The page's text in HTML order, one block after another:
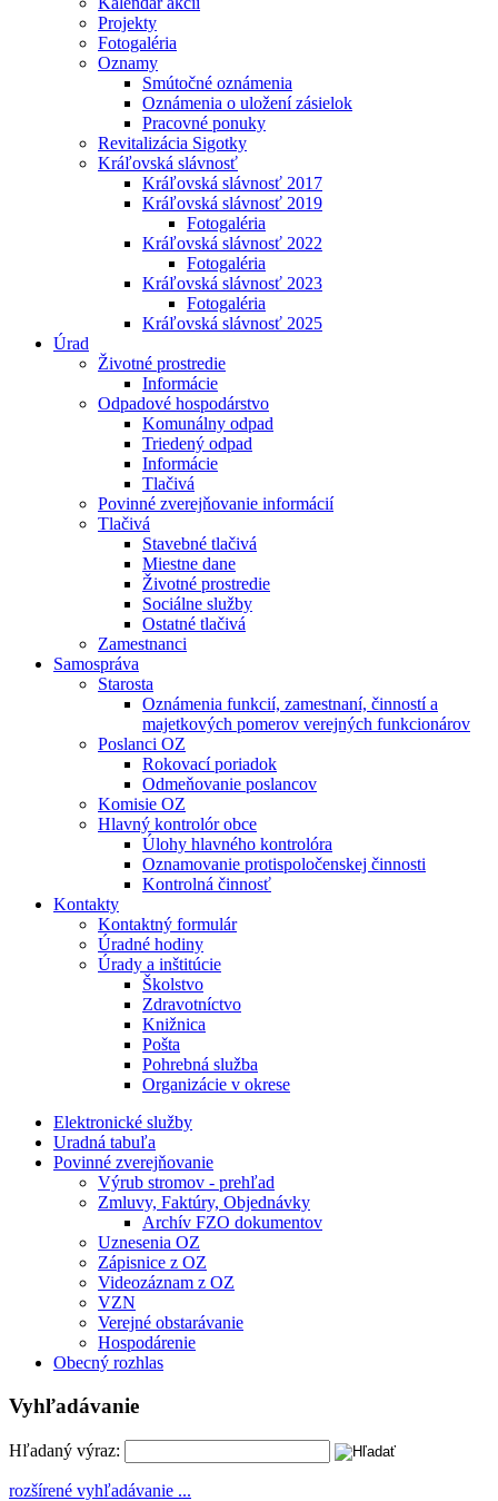
Projekty
Fotogaléria
Oznamy
Smútočné oznámenia
Oznámenia o uložení zásielok
Pracovné ponuky
Revitalizácia Sigotky
Kráľovská slávnosť
Kráľovská slávnosť 2017
Kráľovská slávnosť 2019
Fotogaléria
Kráľovská slávnosť 2022
Fotogaléria
Kráľovská slávnosť 2023
Fotogaléria
Kráľovská slávnosť 2025
Úrad
Životné prostredie
Informácie
Odpadové hospodárstvo
Komunálny odpad
Triedený odpad
Informácie
Tlačivá
Povinné zverejňovanie informácií
Tlačivá
Stavebné tlačivá
Miestne dane
Životné prostredie
Sociálne služby
Ostatné tlačivá
Zamestnanci
Samospráva
Starosta
Oznámenia funkcií, zamestnaní, činností a
majetkových pomerov verejných funkcionárov
Poslanci OZ
Rokovací poriadok
Odmeňovanie poslancov
Komisie OZ
Hlavný kontrolór obce
Úlohy hlavného kontrolóra
Oznamovanie protispoločenskej činnosti
Kontrolná činnosť
Kontakty
Kontaktný formulár
Úradné hodiny
Úrady a inštitúcie
Školstvo
Zdravotníctvo
Knižnica
Pošta
Pohrebná služba
Organizácie v okrese
Elektronické služby
Uradná tabuľa
Povinné zverejňovanie
Výrub stromov - prehľad
Zmluvy, Faktúry, Objednávky
Archív FZO dokumentov
Uznesenia OZ
Zápisnice z OZ
Videozáznam z OZ
VZN
Verejné obstarávanie
Hospodárenie
Obecný rozhlas
Vyhľadávanie
Hľadaný výraz:
rozšírené vyhľadávanie ...